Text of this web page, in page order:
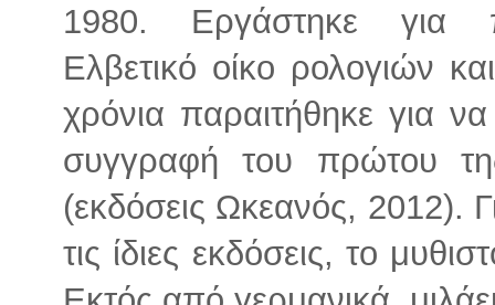
1980. Εργάστηκε για
Ελβετικό οίκο ρολογιών
χρόνια παραιτήθηκε για
συγγραφή του πρώτου
(εκδόσεις Ωκεανός, 2012).
τις ίδιες εκδόσεις, το